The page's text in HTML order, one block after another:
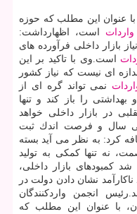
با عنوان این مطلب كه حوزه
واردات است، اظهارداشت:
می دهد، تا ۵۰ درصد نیاز بازار داخلی فرآورده های
است.وی با تاكید بر این
ای نیست كه نیاز كشور
نمی تواند گره ای از
را باز كند و تنها
در بازار داخلی خواهد
سال و فرصت اندك ثبت
كرد: به نظر می آید بسته
نه تنها كمكی به تولید
كمبودهای بازار داخلی،
نشان دادن دولت در
انجمن واردكنندگان
با عنوان این مطلب كه